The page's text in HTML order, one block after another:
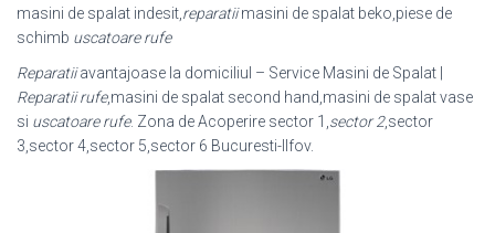
masini de spalat indesit,reparatiimasini de spalat beko,piese de
schimb uscatoare rufe
Reparatiiavantajoase la domiciliul – Service Masini de Spalat |
Reparatii rufe,masini de spalat second hand,masini de spalat vase
si uscatoare rufe. Zona de Acoperire sector 1,sector 2,sector
3,sector 4,sector 5,sector 6 Bucuresti-Ilfov.